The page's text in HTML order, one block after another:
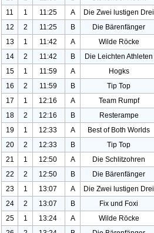
11
1 11:25 A Die Zwei lustigen Drei
12
2 11:25 B Die Bärenfänger
13
1 11:42 A Wilde Röcke
14
2 11:42 B Die Leichten Athleten
15
1 11:59 A Hogks
16
2 11:59 B Tip Top
17
1 12:16 A Team Rumpf
18
2 12:16 B Resterampe
19
1 12:33 A Best of Both Worlds
20
2 12:33 B Tip Top
21
1 12:50 A Die Schlitzohren
22
2 12:50 B Die Bärenfänger
23
1 13:07 A Die Zwei lustigen Drei
24
2 13:07 B Fix und Foxi
25
1 13:24 A Wilde Röcke